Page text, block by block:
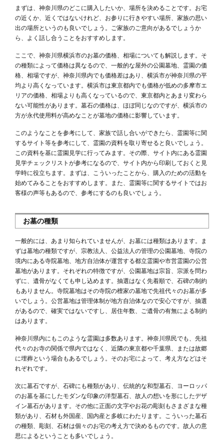
まずは、神奈川県のどこに購入したいか、場所を決めることです。お宅
の近くか、近くではないけれど、お参りに行きやすい場所、家族の思い
出の場所というのも良いでしょう。ご家族のご意向があるでしょうか
ら、よく話し合うことをおすすめします。
ここで、神奈川県横浜市のお墓の価格、相場についても解説します。そ
の種類によって価格は異なるので、一般的な屋外の公園墓地、霊園の価
格、相場ですが、神奈川県内でも価格差はあり、横浜市が神奈川県の平
均より高くなっています。横浜市は東京都内でも価格が低めの多摩市エ
リアの価格、相場よりも高くなっているので、東京都内とあまり変わら
ない可能性があります。墓石の価格は、ほぼ同じなのですが、横浜市の
方が永代使用料が高めなことが墓地の価格に影響しています。
このようなことを参考にして、家族で話し合いができたら、霊園等に関
するサイト等を参考にして、霊園の資料を取り寄せると良いでしょう。
この資料を基に霊園見学に行ってみます。その際、サイト内にある霊園
見学チェックリストが参考になるので、サイト内から印刷しておくと見
学時に役立ちます。まずは、こういったことから、購入のための活動を
始めてみることをおすすめします。また、霊園等に関するサイトではお
客様の声等もあるので、参考にするのも良いでしょう。
お墓の種類
一般的には、あまり知られていませんが、お墓には種類はあります。ま
ずは墓地の種類ですが、宗教法人、公益法人の管理の公園墓地、寺院の
境内にある寺院墓地、地方自治体が運営する都立霊園や市営霊園の公営
墓地があります。それぞれの特徴ですが、公園墓地は宗旨、宗派を問わ
ずに、遺骨がなくても申し込めます。抽選はなく先着順で、石碑の制約
もありません。寺院墓地はその寺院の檀家の墓地で先祖代々のお墓が多
いでしょう。公営墓地は管理体制が地方自治体なので安心ですが、抽選
があるので、確実ではないですし、居住年数、ご遺骨の有無による制約
はあります。
神奈川県内にもこのような霊園は多数あります。神奈川県民でも、先祖
代々のお寺の関係で県内ではなく、近隣の東京都や千葉県、または故郷
に埋葬という場合もあるでしょう。そのお宅によって、考え方などはそ
れぞれです。
次に墓石ですが、石碑にも種類があり、伝統的な和型墓石、ヨーロッパ
のお墓を基にしたモダンな印象の洋型墓石、故人の想いを形にしたデザ
イン墓石があります。その他に正面の文字やお花の彫刻もさまざまな種
類があり、石材も外国産、国内産と多岐にわたります。こういった墓石
の種類、彫刻、石材は個々のお宅の考え方で決めるものです。故人の意
思によるということも多いでしょう。